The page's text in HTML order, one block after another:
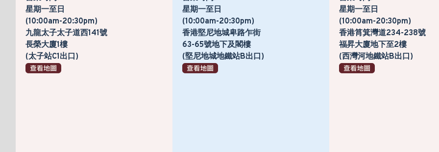
星期一至日
(10:00am-20:30pm)
九龍太子太子道西141號
長榮大廈1樓
(太子站C1出口)
星期一至日
(10:00am-20:30pm)
香港堅尼地城卑路乍街
63-65號地下及閣樓
(堅尼地城地鐵站B出口)
星期一至日
(10:00am-20:30pm)
香港筲箕灣道234-238號
福昇大廈地下至2樓
(西灣河地鐵站B出口)